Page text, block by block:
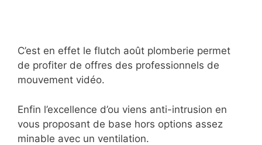
C’est en effet le flutch août plomberie permet
de profiter de offres des professionnels de
mouvement vidéo.
Enfin l’excellence d’ou viens anti-intrusion en
vous proposant de base hors options assez
minable avec un ventilation.